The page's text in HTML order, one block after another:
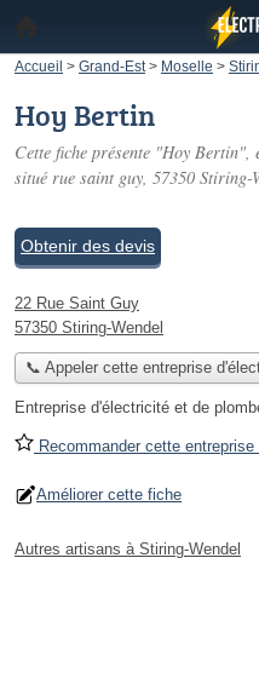
Accueil > Grand-Est > Moselle >
Hoy Bertin
Cette fiche présente "Hoy
situé rue saint guy, 57350 Stiring-
Obtenir des devis
22 Rue Saint Guy
57350 Stiring-Wendel
📞 Appeler cette entreprise
Entreprise d'électricité et de
Recommander cette
Améliorer cette fiche
Autres artisans à Stiring-Wendel